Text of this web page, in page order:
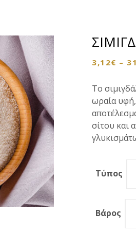
3,12€ –
Το
ωραία υφή,
σίτου και
Τύπος
Βάρος